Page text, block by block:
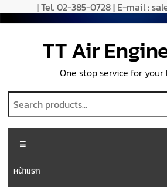
| Tel. 02-385-0728 | E-mail :
TT Air
One stop service for your
หน้าแรก